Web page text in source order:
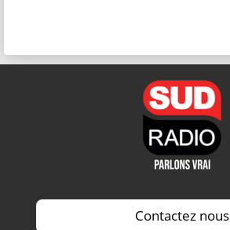
Contactez nous